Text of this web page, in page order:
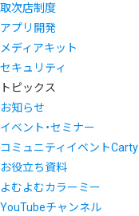
取次店制度
アプリ開発
メディアキット
セキュリティ
トピックス
お知らせ
イベント・セミナー
コミュニティイベントCarty
お役立ち資料
よむよむカラーミー
YouTubeチャンネル